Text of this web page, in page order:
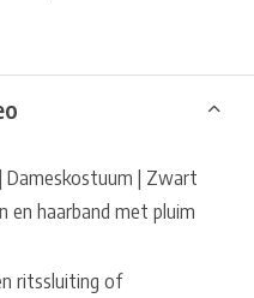
Dameskostuum | Zwart
en haarband met pluim
ritssluiting of